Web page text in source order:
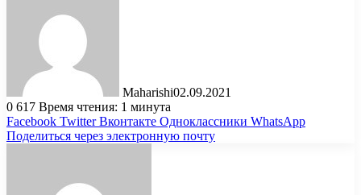
Maharishi02.09.2021
0 617 Время чтения: 1 минута
Facebook Twitter Вконтакте Одноклассники WhatsApp
Поделиться через электронную почту